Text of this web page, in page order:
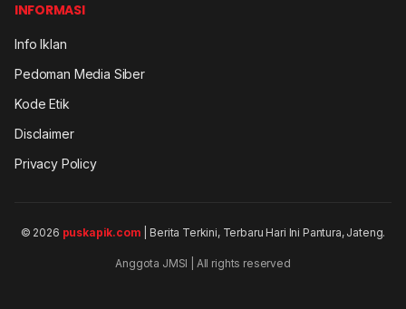
INFORMASI
Info Iklan
Pedoman Media Siber
Kode Etik
Disclaimer
Privacy Policy
© 2026 puskapik.com | Berita Terkini, Terbaru Hari Ini Pantura, Jateng.
Anggota JMSI | All rights reserved